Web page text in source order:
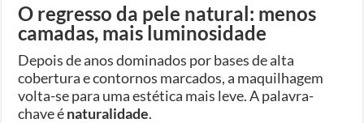
O regresso da pele natural: menos
camadas, mais luminosidade
Depois de anos dominados por bases de alta
cobertura e contornos marcados, a maquilhagem
volta-se para uma estética mais leve. A palavra-
chave énaturalidade.